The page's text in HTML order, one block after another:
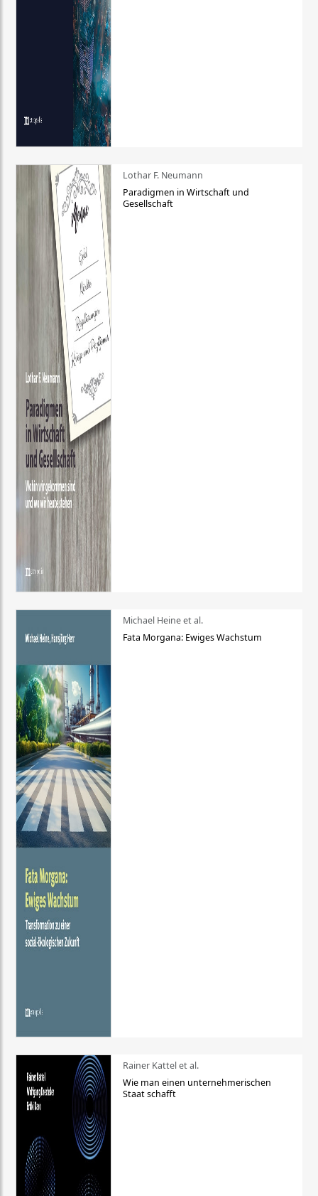
Lothar F. Neumann
Paradigmen in Wirtschaft und
Gesellschaft
Michael Heine et al.
Fata Morgana: Ewiges Wachstum
Rainer Kattel et al.
Wie man einen unternehmerischen
Staat schafft